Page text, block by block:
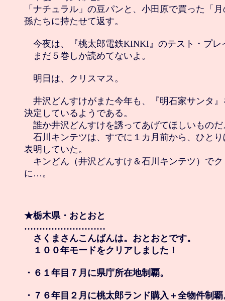
「ナチュラル」の豆パンと、小田原で買った「
孫たちに持たせて返す。
今夜は、『桃太郎電鉄KINKI』のテスト・プレ
まだ５巻しか読めてないよ。
明日は、クリスマス。
井沢どんすけがまた今年も、『明石家サンタ
決定しているようである。
誰か井沢どんすけを誘ってあげてほしいもの
石川キンテツは、すでに１カ月前から、ひと
表明していた。
キンどん（井沢どんすけ＆石川キンテツ）で
に…。
★栃木県・おとおと
………………………
さくまさんこんばんは。おとおとです。
１００年モードをクリアしました！
・６１年目７月に県庁所在地制覇。
・７６年目２月に桃太郎ランド購入＋全物件制覇